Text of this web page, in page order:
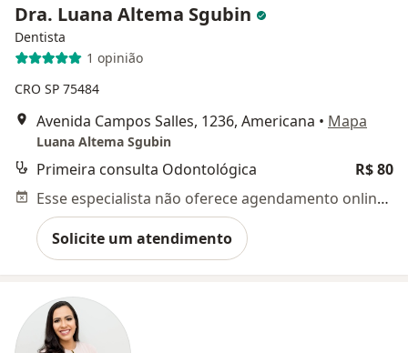
Dra. Luana Altema Sgubin
Dentista
1 opinião
CRO SP 75484
Avenida Campos Salles, 1236, Americana • Mapa
Luana Altema Sgubin
Primeira consulta Odontológica
R$ 80
Esse especialista não oferece agendamento online para esse endereço.
Solicite um atendimento